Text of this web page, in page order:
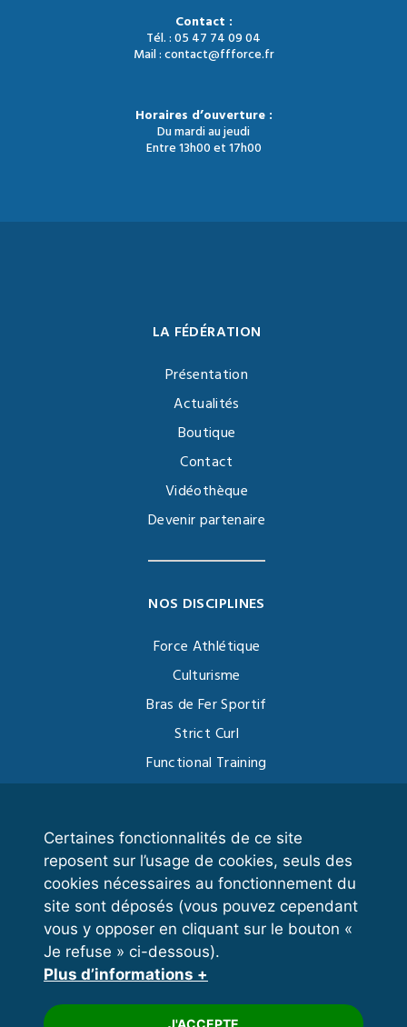
Certaines fonctionnalités de ce site
reposent sur l’usage de cookies, seuls des
cookies nécessaires au fonctionnement du
site sont déposés (vous pouvez cependant
vous y opposer en cliquant sur le bouton «
Je refuse » ci-dessous).
Plus d’informations +
J'ACCEPTE
Contact :
Tél. : 05 47 74 09 04
Mail : contact@ffforce.fr
Horaires d’ouverture :
Du mardi au jeudi
Entre 13h00 et 17h00
LA FÉDÉRATION
Présentation
Actualités
Boutique
Contact
Vidéothèque
Devenir partenaire
NOS DISCIPLINES
Force Athlétique
Culturisme
Bras de Fer Sportif
Strict Curl
Functional Training
VOS ESPACES
Espace dirigeant
Espace licencié
Trouver un club
Formation